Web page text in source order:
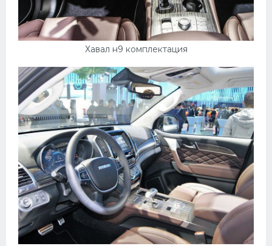
Хавал н9 комплектация